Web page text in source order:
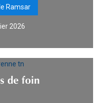
Ramsar
2026
de foin